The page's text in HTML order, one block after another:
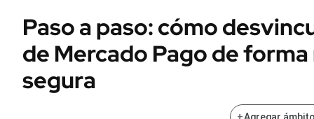
Campo
FINANZAS
Dólar
Sustentabilidad
Seguros
Paso a paso: cómo
de Mercado Pago de
segura